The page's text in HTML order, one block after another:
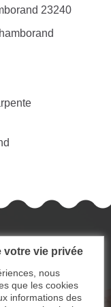
23240
votre vie privée
nous
que les cookies
informations des